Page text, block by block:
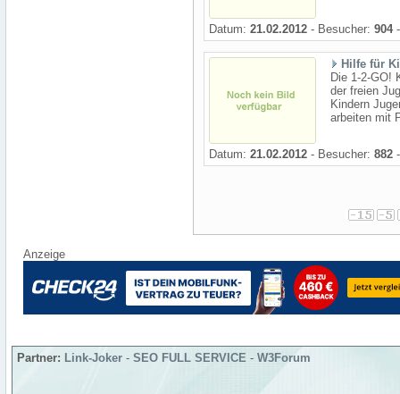
Datum: 21.02.2012 - Besucher: 904-
Hilfe für
Die 1-2-GO!
der freien
Kindern
arbeiten mit
Datum: 21.02.2012 - Besucher: 882
Anzeige
Partner: Link-Joker - SEO FULL SERVICE - W3Forum